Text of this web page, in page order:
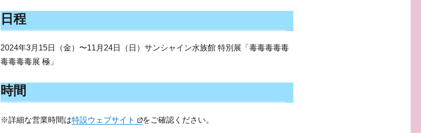
日程
2024年3月15日（金）〜11月24日（日）サンシャイン水族館 特別展「毒毒毒毒毒
毒毒毒毒展 極」
時間
※詳細な営業時間は特設ウェブサイト をご確認ください。